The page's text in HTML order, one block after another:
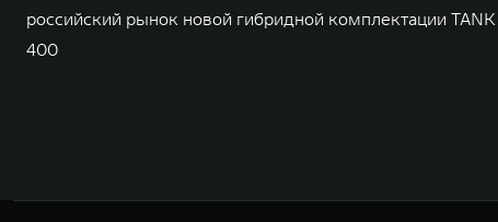
российский рынок новой гибридной комплектации TANK
400